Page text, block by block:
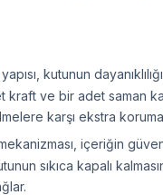
kutunun
kraft ve bir adet saman
karşı ekstra
içeriğin
sıkıca kapalı